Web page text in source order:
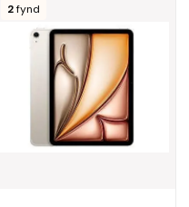
2 fynd